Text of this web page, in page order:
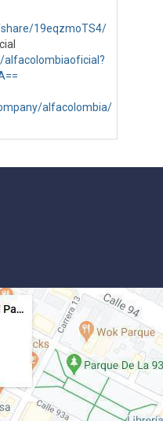
19eqzmoTS4/
alfacolombia/